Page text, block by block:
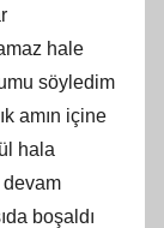
hale
söyledim
amın içine
hala
devam
boşaldı